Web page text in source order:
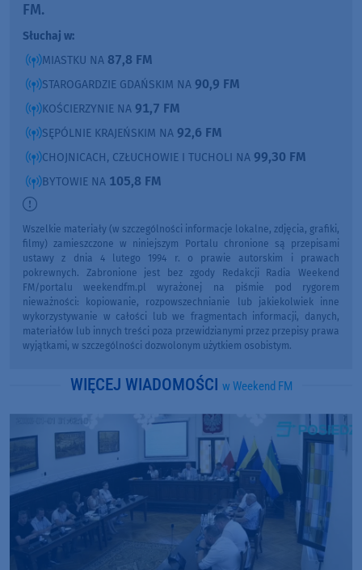
FM.
Słuchaj w:
MIASTKU NA 87,8 FM
STAROGARDZIE GDAŃSKIM NA 90,9 FM
KOŚCIERZYNIE NA 91,7 FM
SĘPÓLNIE KRAJEŃSKIM NA 92,6 FM
CHOJNICACH, CZŁUCHOWIE I TUCHOLI NA 99,30 FM
BYTOWIE NA 105,8 FM
Wszelkie materiały (w szczególności informacje lokalne, zdjęcia, grafiki,
filmy) zamieszczone w niniejszym Portalu chronione są przepisami
ustawy z dnia 4 lutego 1994 r. o prawie autorskim i prawach
pokrewnych. Zabronione jest bez zgody Redakcji Radia Weekend
FM/portalu weekendfm.pl wyrażonej na piśmie pod rygorem
nieważności: kopiowanie, rozpowszechnianie lub jakiekolwiek inne
wykorzystywanie w całości lub we fragmentach informacji, danych,
materiałów lub innych treści poza przewidzianymi przez przepisy prawa
wyjątkami, w szczególności dozwolonym użytkiem osobistym.
WIĘCEJ WIADOMOŚCI w Weekend FM